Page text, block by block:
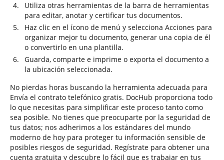
Utiliza otras herramientas de la barra de herramientas
para editar, anotar y certificar tus documentos.
Haz clic en el ícono de menú y selecciona Acciones para
organizar mejor tu documento, generar una copia de él
o convertirlo en una plantilla.
Guarda, comparte e imprime o exporta el documento a
la ubicación seleccionada.
No pierdas horas buscando la herramienta adecuada para
Envía el contrato telefónico gratis. DocHub proporciona todo
lo que necesitas para simplificar este proceso tanto como
sea posible. No tienes que preocuparte por la seguridad de
tus datos; nos adherimos a los estándares del mundo
moderno de hoy para proteger tu información sensible de
posibles riesgos de seguridad. Regístrate para obtener una
cuenta gratuita y descubre lo fácil que es trabajar en tus